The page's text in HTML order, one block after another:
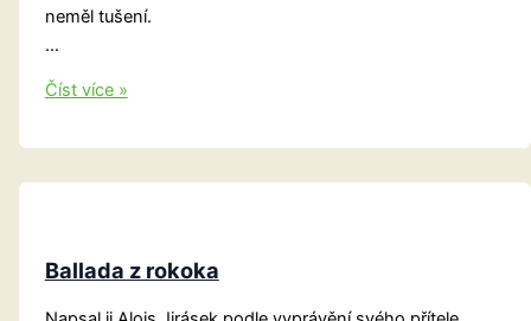
neměl tušení.
…
Čert
faráře
Číst více »
Ballada z rokoka